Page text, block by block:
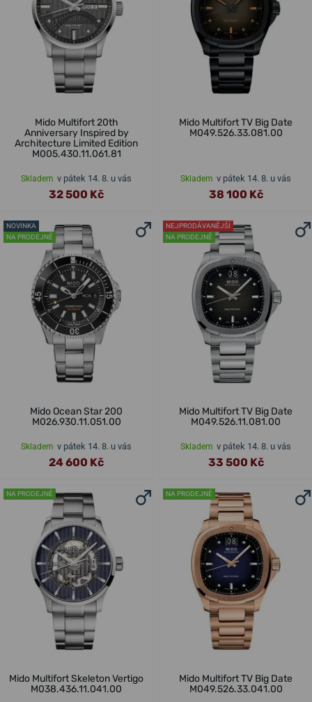
Mido Multifort 20th
Anniversary Inspired by
Architecture Limited Edition
M005.430.11.061.81
Skladem v pátek 14. 8. u vás
32 500 Kč
Mido Multifort TV Big Date
M049.526.33.081.00
Skladem v pátek 14. 8. u vás
38 100 Kč
NOVINKA
NA PRODEJNĚ
Mido Ocean Star 200
M026.930.11.051.00
Skladem v pátek 14. 8. u vás
24 600 Kč
NEJPRODÁVANĚJŠÍ
NA PRODEJNĚ
Mido Multifort TV Big Date
M049.526.11.081.00
Skladem v pátek 14. 8. u vás
33 500 Kč
NA PRODEJNĚ
Mido Multifort Skeleton Vertigo
M038.436.11.041.00
NA PRODEJNĚ
Mido Multifort TV Big Date
M049.526.33.041.00